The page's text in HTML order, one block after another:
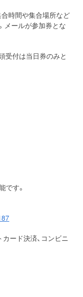
時間や集合場所など
メールが参加券とな
受付は当日券のみと
です。
ード決済、コンビニ